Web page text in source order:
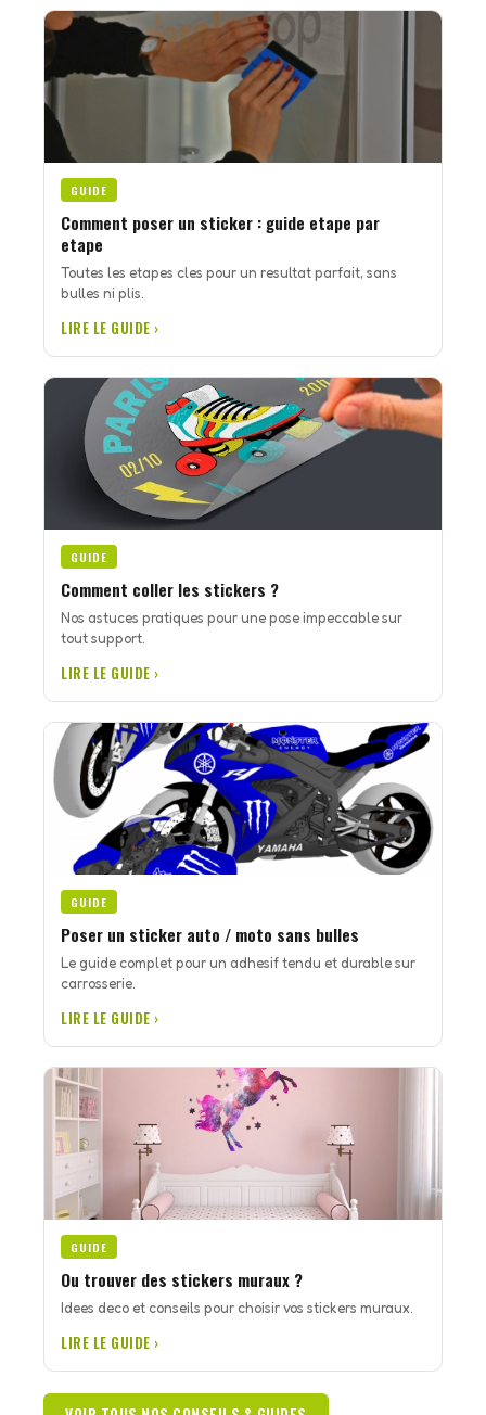
GUIDE
Comment poser un sticker : guide etape par
etape
Toutes les etapes cles pour un resultat parfait, sans
bulles ni plis.
LIRE LE GUIDE ›
GUIDE
Comment coller les stickers ?
Nos astuces pratiques pour une pose impeccable sur
tout support.
LIRE LE GUIDE ›
GUIDE
Poser un sticker auto / moto sans bulles
Le guide complet pour un adhesif tendu et durable sur
carrosserie.
LIRE LE GUIDE ›
GUIDE
Ou trouver des stickers muraux ?
Idees deco et conseils pour choisir vos stickers muraux.
LIRE LE GUIDE ›